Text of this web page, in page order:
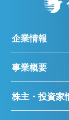
企業情報
事業概要
株主・投資家